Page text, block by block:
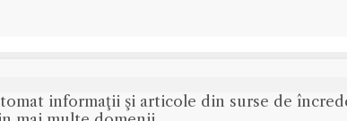
informaţii şi articole din surse de